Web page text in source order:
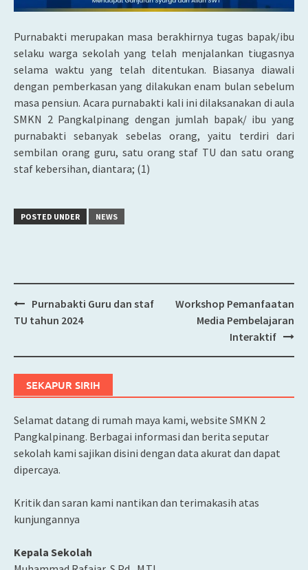
Purnabakti merupakan masa berakhirnya tugas bapak/ibu
selaku warga sekolah yang telah menjalankan tiugasnya
selama waktu yang telah ditentukan. Biasanya diawali
dengan pemberkasan yang dilakukan enam bulan sebelum
masa pensiun. Acara purnabakti kali ini dilaksanakan di aula
SMKN 2 Pangkalpinang dengan jumlah bapak/ ibu yang
purnabakti sebanyak sebelas orang, yaitu terdiri dari
sembilan orang guru, satu orang staf TU dan satu orang
staf kebersihan, diantara; (1)
POSTED UNDER NEWS
Post
Purnabakti Guru dan staf
TU tahun 2024
Workshop Pemanfaatan
Media Pembelajaran
Interaktif
SEKAPUR SIRIH
Selamat datang di rumah maya kami, website SMKN 2
Pangkalpinang. Berbagai informasi dan berita seputar
sekolah kami sajikan disini dengan data akurat dan dapat
dipercaya.
Kritik dan saran kami nantikan dan terimakasih atas
kunjungannya
Kepala Sekolah